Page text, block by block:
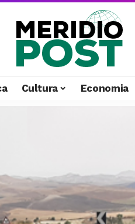
Cultura Economia